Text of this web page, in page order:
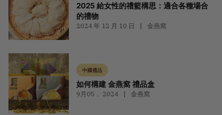
2025 給女性的禮籃構思：適合各種場合
的禮物
2024 年 12 月 10 日 金燕窩
中國禮品
如何構建 金燕窩 禮品盒
9月05， 2024 金燕窩